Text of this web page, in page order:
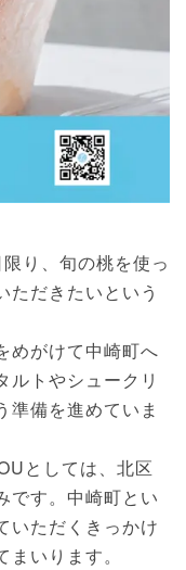
り、旬の桃を使っ
ただきたいという
めがけて中崎町へ
ルトやシュークリ
準備を進めていま
としては、北区
です。中崎町とい
いただくきっかけ
いります。